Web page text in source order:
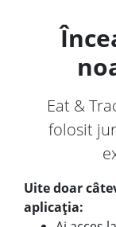
Eat &
folosit
Uite doar
aplicația: